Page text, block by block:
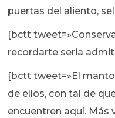
puertas del aliento,
[bctt
recordarte seria
[bctt tweet=»El
de ellos, con tal de
encuentren aquí. Más